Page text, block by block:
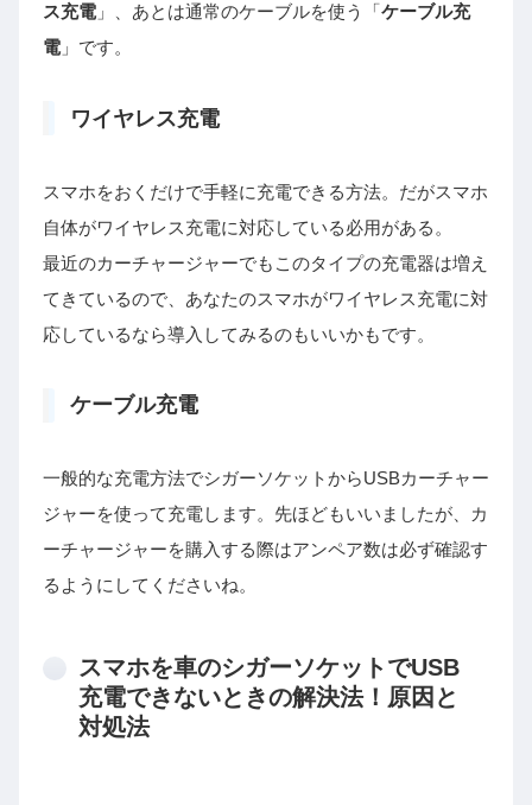
ス充電 」、あとは通常のケーブルを使う「ケーブル充
電 」です。
ワイヤレス充電
スマホをおくだけで手軽に充電できる方法。だがスマホ
自体がワイヤレス充電に対応している必用がある。
最近のカーチャージャーでもこのタイプの充電器は増え
てきているので、あなたのスマホがワイヤレス充電に対
応しているなら導入してみるのもいいかもです。
ケーブル充電
一般的な充電方法でシガーソケットからUSBカーチャー
ジャーを使って充電します。先ほどもいいましたが、カ
ーチャージャーを購入する際はアンペア数は必ず確認す
るようにしてくださいね。
スマホを車のシガーソケットでUSB
充電できないときの解決法！原因と
対処法